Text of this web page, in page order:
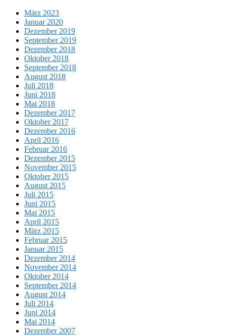
März 2023
Januar 2020
Dezember 2019
September 2019
Dezember 2018
Oktober 2018
September 2018
August 2018
Juli 2018
Juni 2018
Mai 2018
Dezember 2017
Oktober 2017
Dezember 2016
April 2016
Februar 2016
Dezember 2015
November 2015
Oktober 2015
August 2015
Juli 2015
Juni 2015
Mai 2015
April 2015
März 2015
Februar 2015
Januar 2015
Dezember 2014
November 2014
Oktober 2014
September 2014
August 2014
Juli 2014
Juni 2014
Mai 2014
Dezember 2007